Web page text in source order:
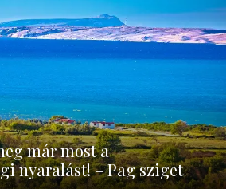
már most a
nyaralást! – Pag sziget